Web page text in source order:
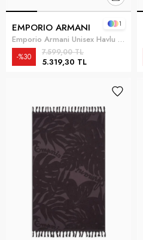
EMPORIO ARMANI
Emporio Armani Unisex Havlu Çok Renkli
5.319,30 TL
7.599,00 TL
%30
1